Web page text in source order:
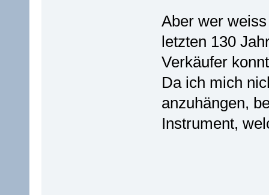
Aber wer
letzten 130
Verkäufer
Da ich mich
anzuhängen,
Instrument,